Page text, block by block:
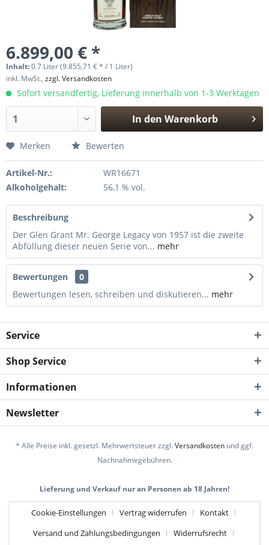
6.899,00 € *
Inhalt:0.7 Liter (9.855,71 € * / 1 Liter)
inkl. MwSt., zzgl. Versandkosten
Sofort versandfertig, Lieferung innerhalb von 1-3 Werktagen
In den Warenkorb
Merken Bewerten
Artikel-Nr.:
WR16671
Alkoholgehalt:
56,1 % vol.
Beschreibung
Der Glen Grant Mr. George Legacy von 1957 ist die zweite
Abfüllung dieser neuen Serie von... mehr
Bewertungen
0
Bewertungen lesen, schreiben und diskutieren... mehr
Service
Shop Service
Informationen
Newsletter
* Alle Preise inkl. gesetzl. Mehrwertsteuer zzgl.Versandkosten und ggf.
Nachnahmegebühren.
Lieferung und Verkauf nur an Personen ab 18 Jahren!
Cookie-Einstellungen Vertrag widerrufen
Kontakt
Versand und Zahlungsbedingungen
Widerrufsrecht